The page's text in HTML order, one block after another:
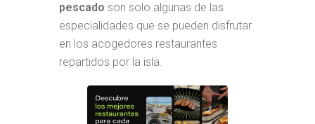
pescado son solo algunas de las
especialidades que se pueden disfrutar
en los acogedores restaurantes
repartidos por la isla.